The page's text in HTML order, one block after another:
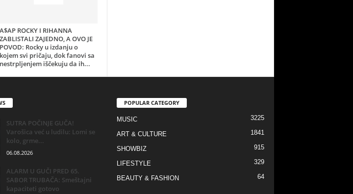
A$AP ROCKY I RIHANNA
ZABLISTALI ZAJEDNO, A OVO JE
POVOD: Rocky u izdanju o
kojem svi pričaju, dok fanovi sa
nestrpljenjem iščekuju da ih...
SUTRA POČINJE GUČA!
Varošica već u ludilu: Lomi se
kolo, grme...
06.08.2026
ALARM U GUČI PRED 65.
SABOR TRUBAČA: Smeštajni
kapaciteti gotovo
POPULAR CATEGORY
MUSIC 3225
ART & CULTURE 1841
SHOWBIZ 915
LIFESTYLE 329
BEAUTY & FASHION 64